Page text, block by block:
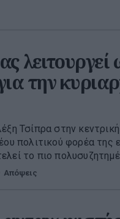
λειτουργεί
την
Τσίπρα στην
πολιτικού φορέα της
το πιο
Απόψεις